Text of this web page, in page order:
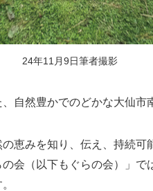
24年11月9日筆者撮影
自然豊かでのどかな大仙市
恵みを知り、伝え、持続可
会（以下もぐらの会）」